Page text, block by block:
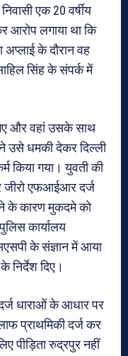
एक 20 वर्षीय
आरोप लगाया था कि
के दौरान वह
सिंह के संपर्क में
और वहां उसके साथ
ने उसे धमकी देकर दिल्ली
किया गया। युवती की
जीरो एफआईआर दर्ज
के कारण मुकदमे को
कार्यालय
के संज्ञान में आया
निर्देश दिए।
धाराओं के आधार पर
प्राथमिकी दर्ज कर
पीड़िता रुद्रपुर नहीं